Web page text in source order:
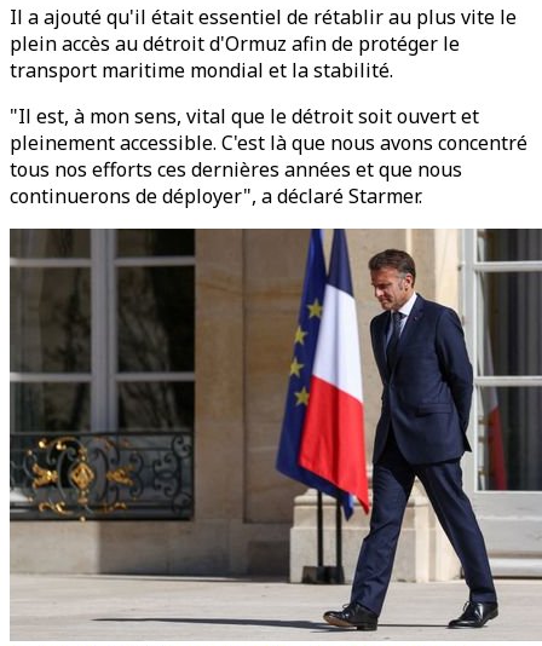
Il a ajouté qu'il était essentiel de rétablir au plus vite le
plein accès au détroit d'Ormuz afin de protéger le
transport maritime mondial et la stabilité.
"Il est, à mon sens, vital que le détroit soit ouvert et
pleinement accessible. C'est là que nous avons concentré
tous nos efforts ces dernières années et que nous
continuerons de déployer", a déclaré Starmer.